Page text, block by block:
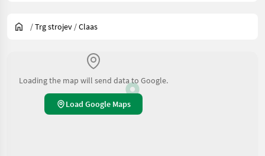
/Trg strojev /Claas
Loading the map will send data to Google.
Load Google Maps